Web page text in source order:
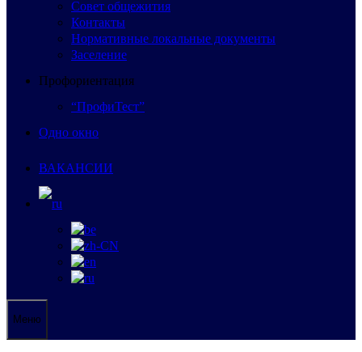
Совет общежития
Контакты
Нормативные локальные документы
Заселение
Профориентация
“ПрофиТест”
Одно окно
ВАКАНСИИ
Меню